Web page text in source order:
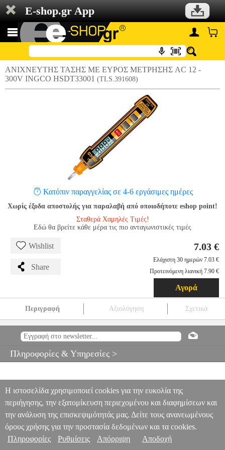
E-shop.gr App
ΑΝΙΧΝΕΥΤΗΣ ΤΑΣΗΣ ΜΕ ΕΥΡΟΣ ΜΕΤΡΗΣΗΣ AC 12 -
300V INGCO HSDT33001 (TLS.391608)
Κατόπιν παραγγελίας σε 4-6 εργάσιμες ημέρες
Χωρίς έξοδα αποστολής για παραλαβή από οποιοδήποτε eshop point!
Σταθερά Χαμηλές Τιμές!
Εδώ θα βρείτε κάθε μέρα τις πιο ανταγωνιστικές τιμές
Wishlist
Share
7.03 €
Ελάχιστη 30 ημερών 7.03 €
Προτεινόμενη λιανική 7.90 €
Αγορά
Περιγραφή Αξιολόγηση Σχετικά
INGCO HSDT33001 TLS.391608 INGCO INGCO
ΜΕΤΡΗΣΗΣ AC 12 - 300V INGCO HSDT33001
Πληροφορίες & Υπηρεσίες >
Η ιστοσελίδα χρησιμοποιεί cookies για την ευκολία της
περιήγησης, την εξατομίκευση περιεχομένου και διαφημίσεων και
την ανάλυση της επισκεψιμότητάς μας. Δείτε τους ανανεωμένους
όρους χρήσης για την προστασία δεδομένων και τα cookies.
Πληροφορίες
Ρυθμίσεις Απόρριψη Αποδοχή